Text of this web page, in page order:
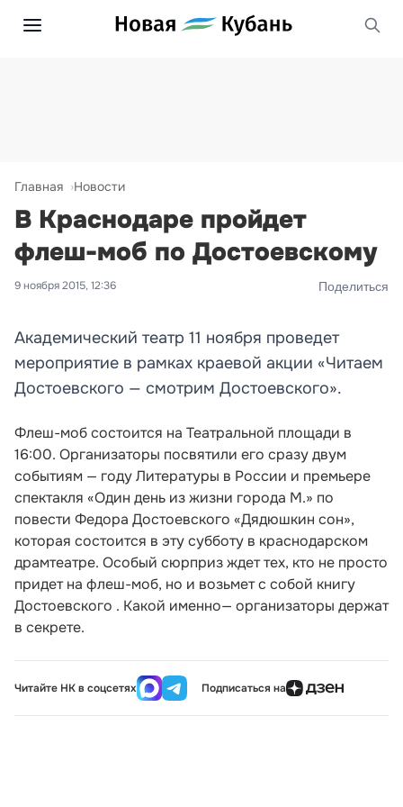
Главная Новости
В Краснодаре пройдет
флеш-моб по Достоевскому
9 ноября 2015, 12:36 Поделиться
Академический театр 11 ноября проведет
мероприятие в рамках краевой акции «Читаем
Достоевского — смотрим Достоевского».
Флеш-моб состоится на Театральной площади в
16:00. Организаторы посвятили его сразу двум
событиям — году Литературы в России и премьере
спектакля «Один день из жизни города М.» по
повести Федора Достоевского «Дядюшкин сон»,
которая состоится в эту субботу в краснодарском
драмтеатре. Особый сюрприз ждет тех, кто не просто
придет на флеш-моб, но и возьмет с собой книгу
Достоевского . Какой именно— организаторы держат
в секрете.
Читайте НК в соцсетях Подписаться на